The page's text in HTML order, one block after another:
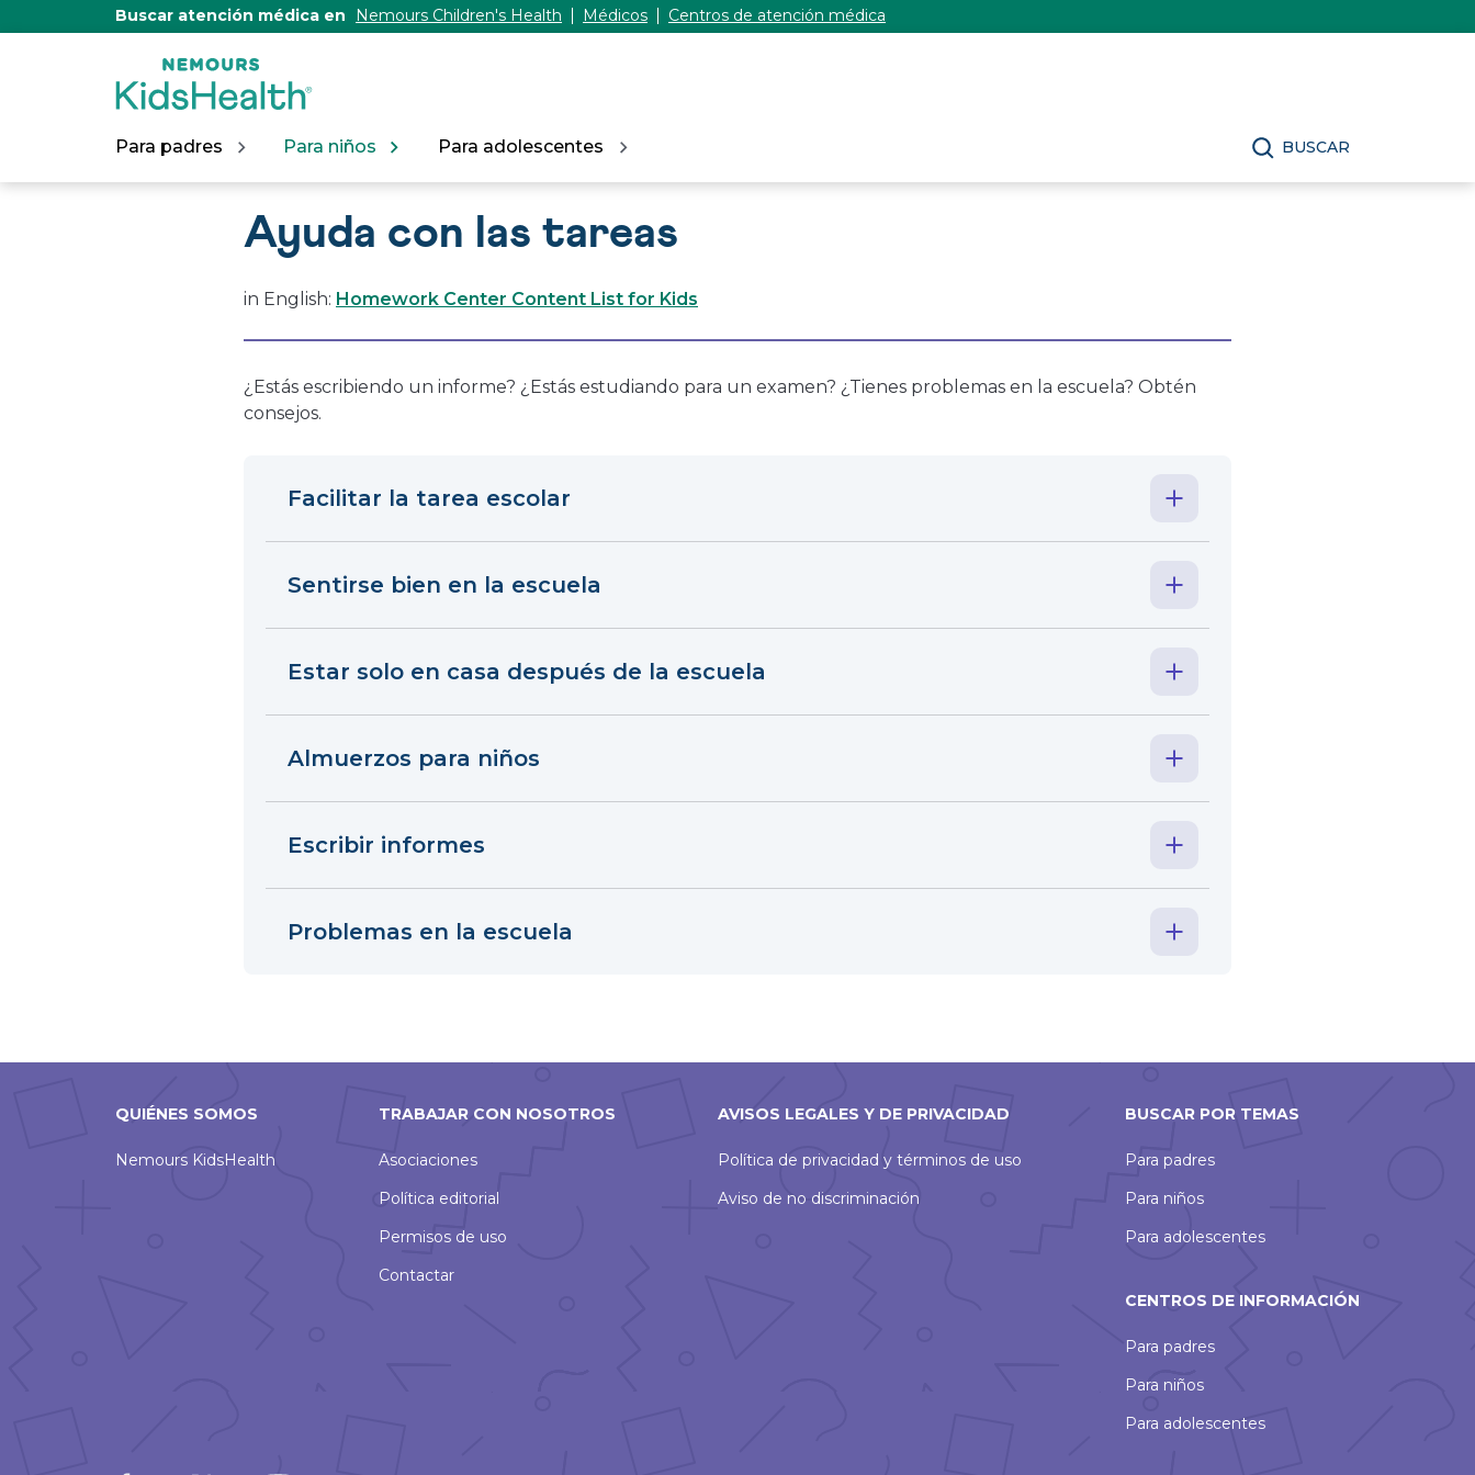
Buscar atención médica en Nemours Children's Health Médicos Centros de atención médica
Para padres Para niños Para adolescentes BUSCAR
Ayuda con las tareas
in English: Homework Center Content List for Kids
¿Estás escribiendo un informe? ¿Estás estudiando para un examen? ¿Tienes problemas en la escuela? Obtén
consejos.
Facilitar la tarea escolar
Sentirse bien en la escuela
Estar solo en casa después de la escuela
Almuerzos para niños
Escribir informes
Problemas en la escuela
QUIÉNES SOMOS
Nemours KidsHealth
TRABAJAR CON NOSOTROS
Asociaciones
Política editorial
Permisos de uso
Contactar
AVISOS LEGALES Y DE PRIVACIDAD
Política de privacidad y términos de uso
Aviso de no discriminación
BUSCAR POR TEMAS
Para padres
Para niños
Para adolescentes
CENTROS DE INFORMACIÓN
Para padres
Para niños
Para adolescentes